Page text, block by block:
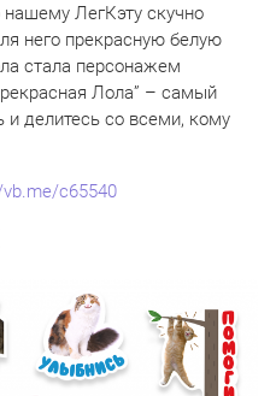
ЛегКэту скучно
него прекрасную белую
стала персонажем
Лола” – самый
делитесь со всеми, кому
c65540